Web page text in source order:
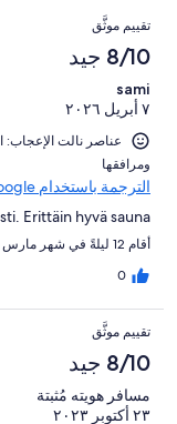
تقييمات
النزلاء
من
تقييمات
النزلاء
من
أصل
143
من
تقييمات
النزلاء
التقييمات
تقييم موثَّق
8/10 جيد
sami
٧ أبريل ٢٠٢٦
ومرافقها⁩
الترجمة باستخدام Google
Erittäin hyvä sauna.
أقام 12 ليلةً في شهر مارس عام 2026
0
تقييم موثَّق
8/10 جيد
مسافر هويته مُثبتة
٢٣ أكتوبر ٢٠٢٣